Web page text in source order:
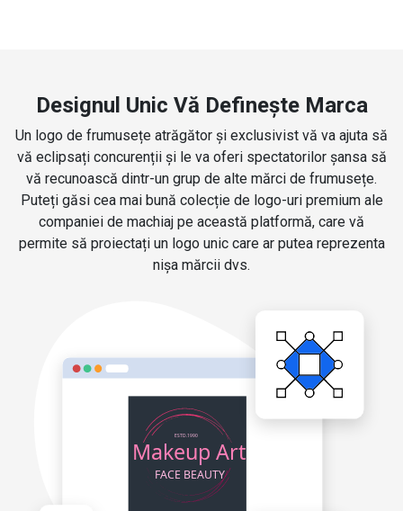
Designul Unic Vă Definește Marca
Un logo de frumusețe atrăgător și exclusivist vă va ajuta să
vă eclipsați concurenții și le va oferi spectatorilor șansa să
vă recunoască dintr-un grup de alte mărci de frumusețe.
Puteți găsi cea mai bună colecție de logo-uri premium ale
companiei de machiaj pe această platformă, care vă
permite să proiectați un logo unic care ar putea reprezenta
nișa mărcii dvs.